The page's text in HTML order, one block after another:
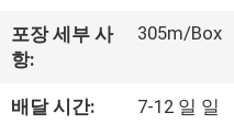
대
하
포장 세부 사
항:
305m/Box
배달 시간: 7-12 일 일